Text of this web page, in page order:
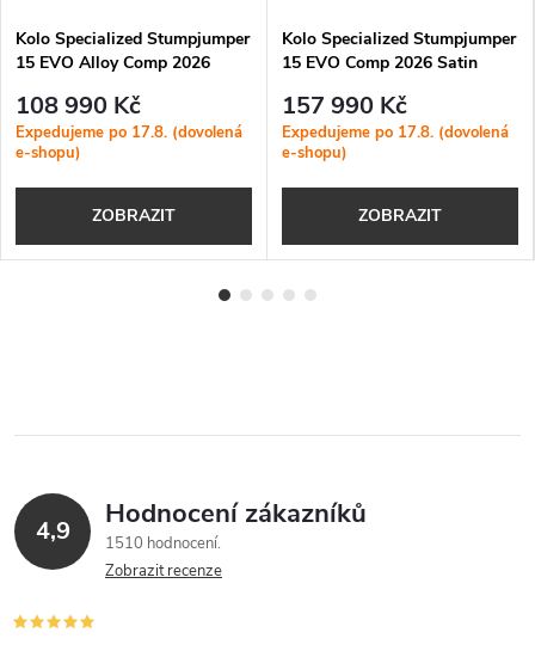
Kolo Specialized Stumpjumper
15 EVO Alloy Comp 2026
108 990 Kč
Expedujeme po 17.8. (dovolená
e-shopu)
ZOBRAZIT
Kolo Specialized Stumpjumper
15 EVO Comp 2026 Satin
157 990 Kč
Expedujeme po 17.8. (dovolená
e-shopu)
ZOBRAZIT
4,9 Hodnocení zákazníků
1510 hodnocení
Zobrazit recenze